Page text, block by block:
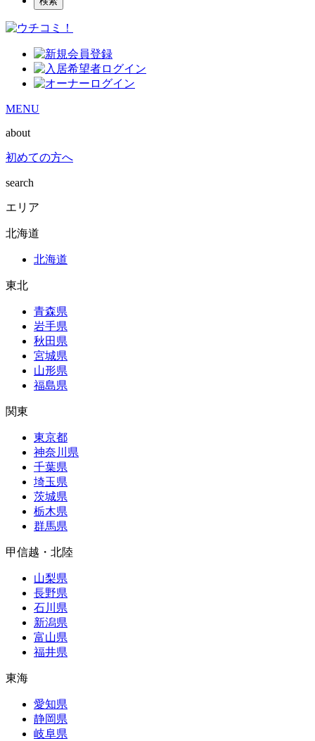
MENU
about
初めての方へ
search
エリア
北海道
北海道
東北
青森県
岩手県
秋田県
宮城県
山形県
福島県
関東
東京都
神奈川県
千葉県
埼玉県
茨城県
栃木県
群馬県
甲信越・北陸
山梨県
長野県
石川県
新潟県
富山県
福井県
東海
愛知県
静岡県
岐阜県